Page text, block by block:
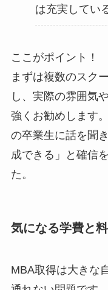
は充実してい
ここがポイント！
まずは複数のスク
し、実際の雰囲気
強くお勧めします
の卒業生に話を聞
成できる」と確信
た。
気になる学費と
MBA取得は大きな